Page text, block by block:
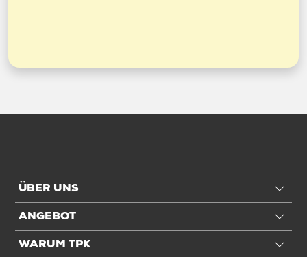
ÜBER UNS
ANGEBOT
WARUM TPK